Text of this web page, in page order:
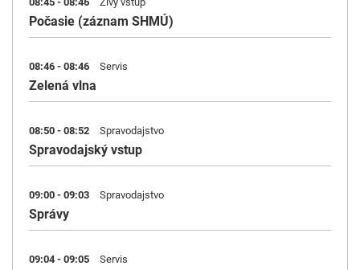
Počasie (záznam SHMÚ)
08:46 - 08:46 Servis
Zelená vlna
08:50 - 08:52 Spravodajstvo
Spravodajský vstup
09:00 - 09:03 Spravodajstvo
Správy
09:04 - 09:05 Servis